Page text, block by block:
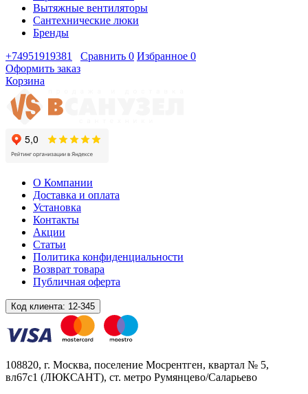
Вытяжные вентиляторы
Сантехнические люки
Бренды
+74951919381
Сравнить 0 Избранное 0
Оформить заказ
Корзина
О Компании
Доставка и оплата
Установка
Контакты
Акции
Статьи
Политика конфиденциальности
Возврат товара
Публичная оферта
Код клиента: 12-345
108820, г. Москва, поселение Мосрентген, квартал № 5,
вл67с1 (ЛЮКСАНТ), ст. метро Румянцево/Саларьево